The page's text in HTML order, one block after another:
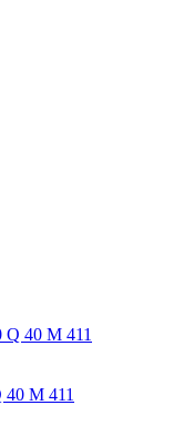
40 M 411